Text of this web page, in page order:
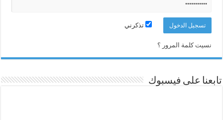
تذكرني
نسيت كلمة المرور ؟
تابعنا على فيسبوك